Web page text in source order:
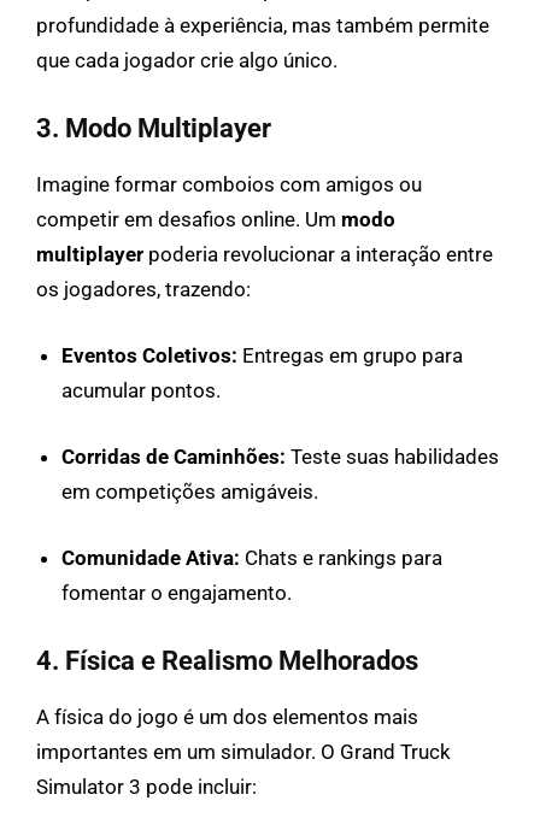
profundidade à experiência, mas também permite
que cada jogador crie algo único.
3. Modo Multiplayer
Imagine formar comboios com amigos ou
competir em desafios online. Um modo
multiplayer poderia revolucionar a interação entre
os jogadores, trazendo:
Eventos Coletivos: Entregas em grupo para
acumular pontos.
Corridas de Caminhões: Teste suas habilidades
em competições amigáveis.
Comunidade Ativa: Chats e rankings para
fomentar o engajamento.
4. Física e Realismo Melhorados
A física do jogo é um dos elementos mais
importantes em um simulador. O Grand Truck
Simulator 3 pode incluir: